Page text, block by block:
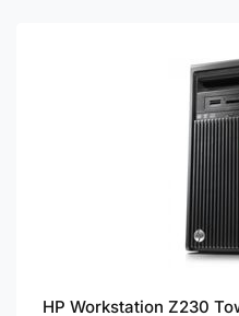
HP Workstation Z230